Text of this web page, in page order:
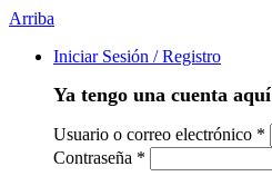
Arriba
Iniciar Sesión / Registro
Ya tengo una cuenta aquí
Usuario o correo electrónico *
Contraseña *